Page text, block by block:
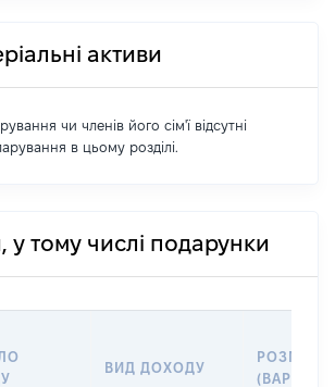
активи
чи членів його сім'ї відсутні
в цьому розділі.
у тому числі подарунки
ВИД ДОХОДУ
РОЗМІР